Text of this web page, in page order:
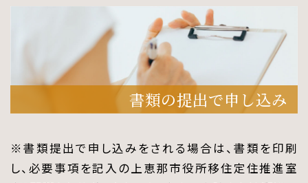
書類の提出で申し込み
※書類提出で申し込みをされる場合は、書類を印刷
し、必要事項を記入の上恵那市役所移住定住推進室